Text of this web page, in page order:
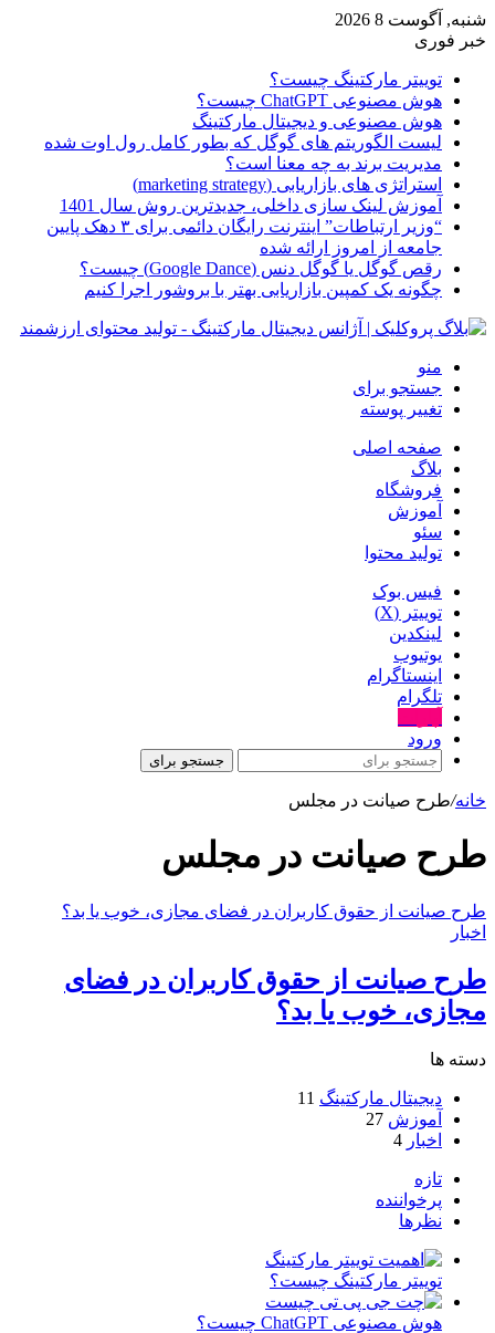
شنبه, آگوست 8 2026
خبر فوری
توییتر مارکتینگ چیست؟
هوش مصنوعی ChatGPT چیست؟
هوش مصنوعی و دیجیتال مارکتینگ
لیست الگوریتم های گوگل که بطور کامل رول اوت شده
مدیریت برند به چه معنا است؟
استراتژی های بازاریابی (marketing strategy)
آموزش لینک سازی داخلی، جدیدترین روش سال 1401
“وزیر ارتباطات” اینترنت رایگان دائمی برای ۳ دهک پایین
جامعه از امروز ارائه شده
رقص گوگل یا گوگل دنس (Google Dance) چیست؟
چگونه یک کمپین بازاریابی بهتر با بروشور اجرا کنیم
منو
جستجو برای
تغییر پوسته
صفحه اصلی
بلاگ
فروشگاه
آموزش
سئو
تولید محتوا
فیس بوک
توییتر (X)
لینکدین
یوتیوب
اینستاگرام
تلگرام
ورود
جستجو برای
خانه/طرح صیانت در مجلس
طرح صیانت در مجلس
طرح صیانت از حقوق کاربران در فضای مجازی، خوب یا بد؟
اخبار
طرح صیانت از حقوق کاربران در فضای
مجازی، خوب یا بد؟
دسته ها
دیجیتال مارکتینگ 11
آموزش 27
اخبار 4
تازه
پرخواننده
نظرها
توییتر مارکتینگ چیست؟
هوش مصنوعی ChatGPT چیست؟